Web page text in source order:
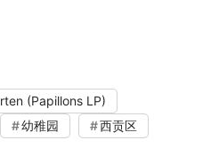
(Papillons LP)
幼稚园
西贡区